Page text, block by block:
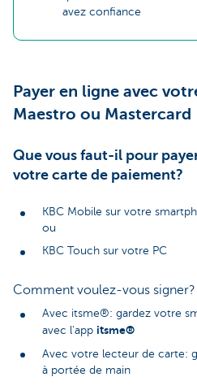
avez confiance
Payer en ligne avec
Maestro ou Mastercard
Que vous faut-il pour
votre carte de paiement?
KBC Mobile sur votre
ou
KBC Touch sur votre PC
Comment voulez-vous signer?
Avec itsme®: gardez votre
avec l'app itsme®
Avec votre lecteur de carte:
à portée de main